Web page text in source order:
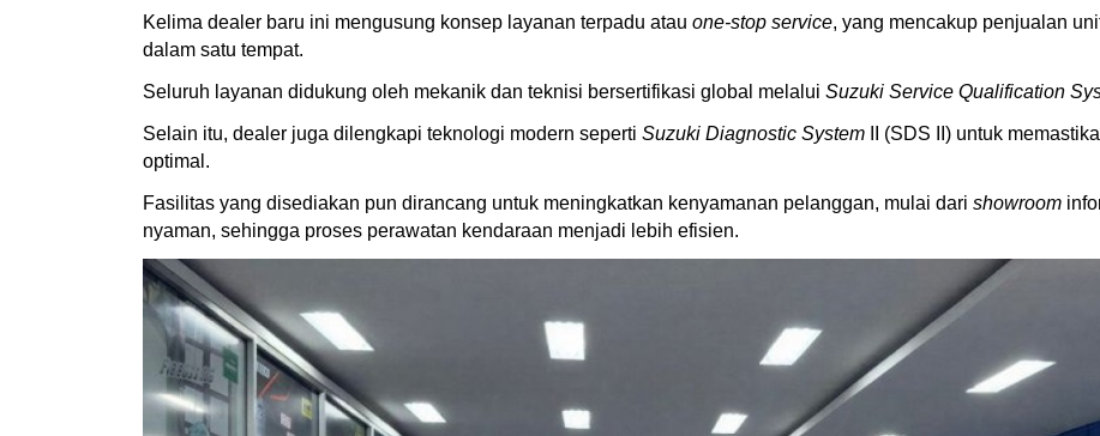
Kelima dealer baru ini mengusung konsep layanan terpadu atau one-stop service, yang mencakup penjualan
dalam satu tempat.
Seluruh layanan didukung oleh mekanik dan teknisi bersertifikasi global melalui Suzuki Service Qualification
Selain itu, dealer juga dilengkapi teknologi modern seperti Suzuki Diagnostic System II (SDS II) untuk
optimal.
Fasilitas yang disediakan pun dirancang untuk meningkatkan kenyamanan pelanggan, mulai dari showroom
nyaman, sehingga proses perawatan kendaraan menjadi lebih efisien.